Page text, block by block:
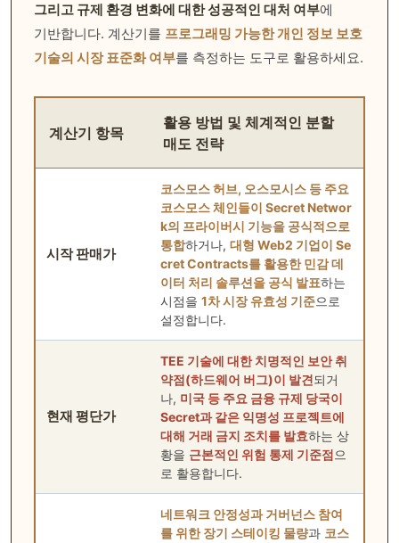
그리고 규제 환경 변화에 대한 성공적인 대처 여부에
기반합니다. 계산기를 프로그래밍 가능한 개인 정보 보호
기술의 시장 표준화 여부를 측정하는 도구로 활용하세요.
계산기 항목
활용 방법 및 체계적인 분할
매도 전략
시작 판매가
코스모스 허브, 오스모시스 등 주요
코스모스 체인들이 Secret Networ
k의 프라이버시 기능을 공식적으로
통합하거나, 대형 Web2 기업이 Se
cret Contracts를 활용한 민감 데
이터 처리 솔루션을 공식 발표하는
시점을 1차 시장 유효성 기준으로
설정합니다.
현재 평단가
TEE 기술에 대한 치명적인 보안 취
약점(하드웨어 버그)이 발견되거
나, 미국 등 주요 금융 규제 당국이
Secret과 같은 익명성 프로젝트에
대해 거래 금지 조치를 발효하는 상
황을 근본적인 위험 통제 기준점으
로 활용합니다.
네트워크 안정성과 거버넌스 참여
를 위한 장기 스테이킹 물량과 코스